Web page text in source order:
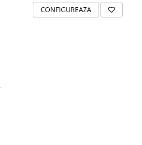
CONFIGUREAZA